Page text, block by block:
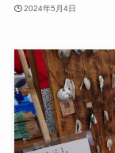
2024年5月4日